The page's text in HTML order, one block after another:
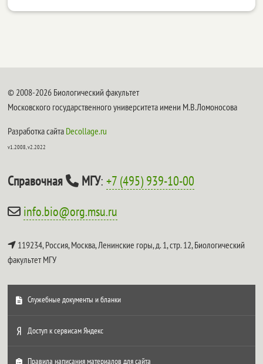
© 2008-2026 Биологический факультет
Московского государственного университета имени М.В.Ломоносова
Разработка сайта Decollage.ru
v1.2008, v2.2022
Справочная МГУ:+7 (495) 939-10-00
info.bio@org.msu.ru
119234, Россия, Москва, Ленинские горы, д. 1, стр. 12,Биологический
факультет МГУ
Служебные документы и бланки
Доступ к сервисам Яндекс
Правила написания материалов для сайта